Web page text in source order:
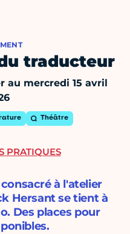
traducteur
au mercredi 15 avril
Théâtre
à l'atelier
Hersant se tient à
Des places pour
PRATIQUES